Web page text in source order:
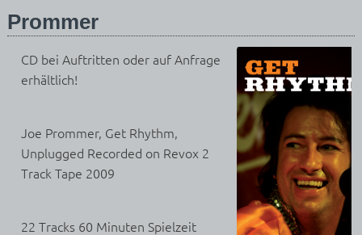
Prommer
CD bei Auftritten oder auf Anfrage
erhältlich!
Joe Prommer, Get Rhythm,
Unplugged Recorded on Revox 2
Track Tape 2009
22 Tracks 60 Minuten Spielzeit